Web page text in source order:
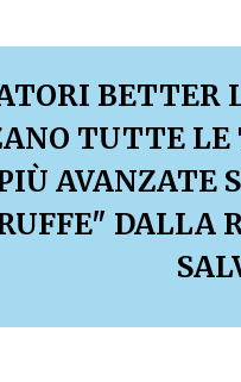
BETTER
TUTTE LE
AVANZATE
DALLA